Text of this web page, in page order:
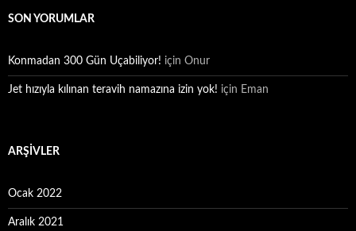
SON YORUMLAR
Konmadan 300 Gün Uçabiliyor! için Onur
Jet hızıyla kılınan teravih namazına izin yok! için Eman
ARŞIVLER
Ocak 2022
Aralık 2021